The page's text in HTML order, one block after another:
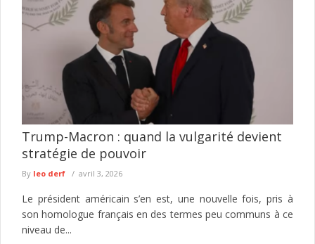
Trump-Macron : quand la vulgarité devient
stratégie de pouvoir
By leo derf avril 3, 2026
Le président américain s’en est, une nouvelle fois, pris à
son homologue français en des termes peu communs à ce
niveau de...